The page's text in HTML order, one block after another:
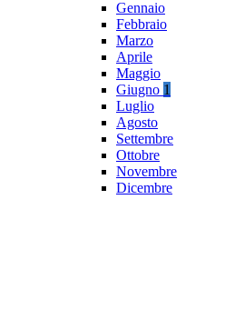
Gennaio
Febbraio
Marzo
Aprile
Maggio
Giugno 1
Luglio
Agosto
Settembre
Ottobre
Novembre
Dicembre